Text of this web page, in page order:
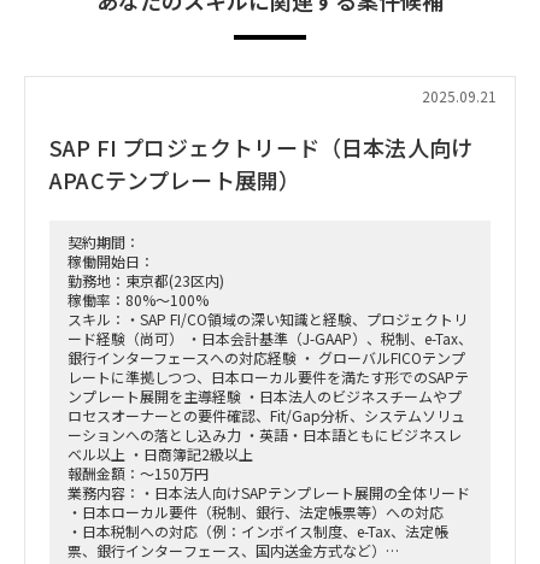
2025.09.21
SAP FI プロジェクトリード（日本法人向け
APACテンプレート展開）
契約期間：
稼働開始日：
勤務地：東京都(23区内)
稼働率：80%～100%
スキル：・SAP FI/CO領域の深い知識と経験、プロジェクトリ
ード経験（尚可） ・日本会計基準（J-GAAP）、税制、e-Tax、
銀行インターフェースへの対応経験 ・ グローバルFICOテンプ
レートに準拠しつつ、日本ローカル要件を満たす形でのSAPテ
ンプレート展開を主導経験 ・日本法人のビジネスチームやプ
ロセスオーナーとの要件確認、Fit/Gap分析、システムソリュ
ーションへの落とし込み力 ・英語・日本語ともにビジネスレ
ベル以上 ・日商簿記2級以上
報酬金額：～150万円
業務内容：・日本法人向けSAPテンプレート展開の全体リード
・日本ローカル要件（税制、銀行、法定帳票等）への対応
・日本税制への対応（例：インボイス制度、e-Tax、法定帳
票、銀行インターフェース、国内送金方式など）